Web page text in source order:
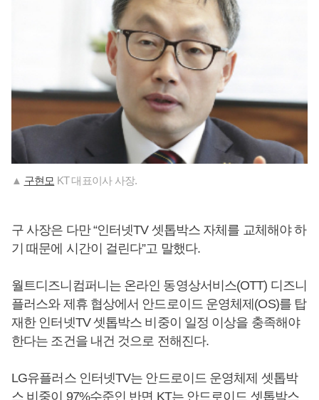
▲ 구현모 KT 대표이사 사장.
구 사장은 다만 “인터넷TV 셋톱박스 자체를 교체해야 하
기 때문에 시간이 걸린다”고 말했다.
월트디즈니컴퍼니는 온라인 동영상서비스(OTT) 디즈니
플러스와 제휴 협상에서 안드로이드 운영체제(OS)를 탑
재한 인터넷TV 셋톱박스 비중이 일정 이상을 충족해야
한다는 조건을 내건 것으로 전해진다.
LG유플러스 인터넷TV는 안드로이드 운영체제 셋톱박
스 비중이 97%수준인 반면 KT는 안드로이드 셋톱박스